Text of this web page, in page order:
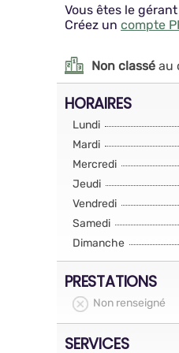
Vous êtes le
Créez un compte
Non classé au
HORAIRES
Lundi
Mardi
Mercredi
Jeudi
Vendredi
Samedi
Dimanche
PRESTATIONS
Non renseigné
SERVICES